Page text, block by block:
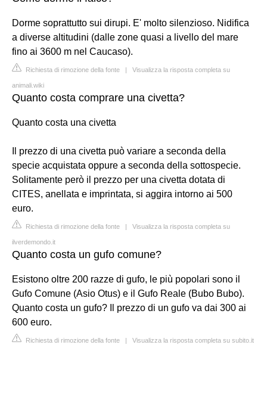
Dorme soprattutto sui dirupi. E' molto silenzioso. Nidifica
a diverse altitudini (dalle zone quasi a livello del mare
fino ai 3600 m nel Caucaso).
Richiesta di rimozione della fonte | Visualizza la risposta completa su
animali.wiki
Quanto costa comprare una civetta?
Quanto costa una civetta
Il prezzo di una civetta può variare a seconda della
specie acquistata oppure a seconda della sottospecie.
Solitamente però il prezzo per una civetta dotata di
CITES, anellata e imprintata, si aggira intorno ai 500
euro.
Richiesta di rimozione della fonte | Visualizza la risposta completa su
ilverdemondo.it
Quanto costa un gufo comune?
Esistono oltre 200 razze di gufo, le più popolari sono il
Gufo Comune (Asio Otus) e il Gufo Reale (Bubo Bubo).
Quanto costa un gufo? Il prezzo di un gufo va dai 300 ai
600 euro.
Richiesta di rimozione della fonte | Visualizza la risposta completa su subito.it